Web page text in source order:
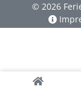
© 2026